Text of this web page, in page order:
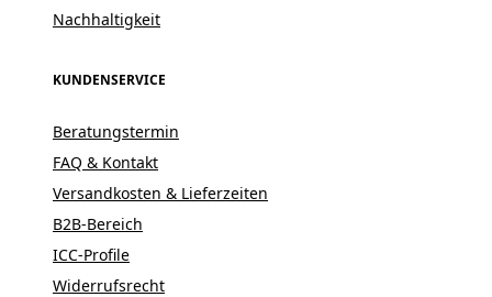
Nachhaltigkeit
KUNDENSERVICE
Beratungstermin
FAQ & Kontakt
Versandkosten & Lieferzeiten
B2B-Bereich
ICC-Profile
Widerrufsrecht